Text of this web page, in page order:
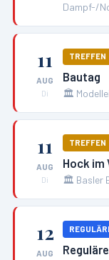
Dampf-/
11
AUG
Di
TREFFEN
Bautag
🏛️
11
AUG
Di
TREFFEN
Hock im
🏛️ Basler
12
AUG